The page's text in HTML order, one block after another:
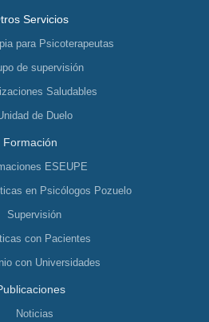
Servicios
para Psicoterapeutas
de supervisión
Saludables
de Duelo
Formación
ESEUPE
en Psicólogos Pozuelo
Supervisión
con Pacientes
con Universidades
Noticias